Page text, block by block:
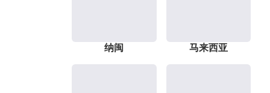
纳闽 马来西亚